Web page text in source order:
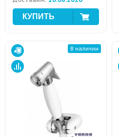
В наличии